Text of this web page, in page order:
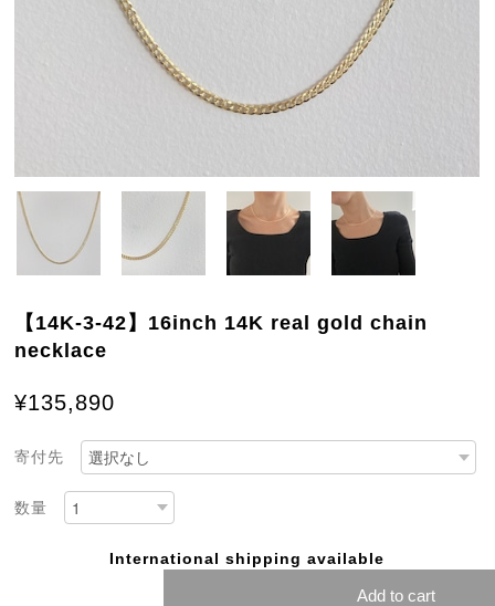
【14K-3-42】16inch 14K real gold chain
necklace
¥135,890
寄付先
数量
International shipping available
Add to cart